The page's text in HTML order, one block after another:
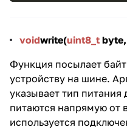
voidwrite(uint8_t byte,
Функция посылает
устройству на шине.
указывает тип питания
питаются напрямую от
используется